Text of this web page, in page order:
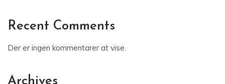
Recent Comments
Der er ingen kommentarer at vise.
Archives